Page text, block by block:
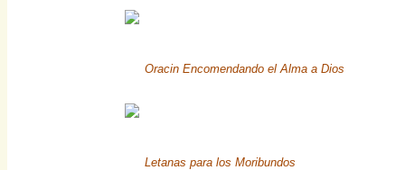
Oracin Encomendando el Alma a Dios
Letanas para los Moribundos